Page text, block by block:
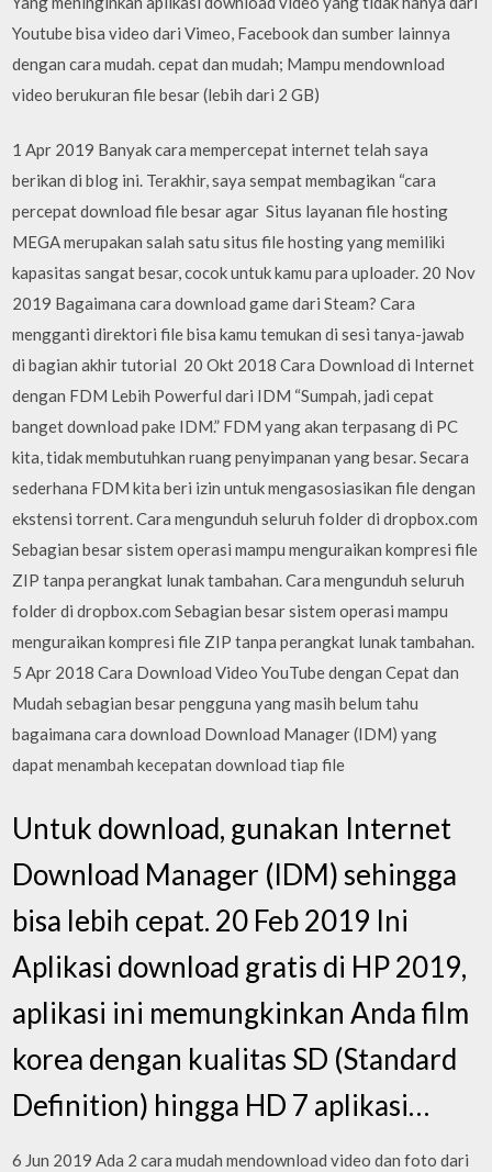
Youtube bisa video dari Vimeo, Facebook dan sumber lainnya
dengan cara mudah. cepat dan mudah; Mampu mendownload
video berukuran file besar (lebih dari 2 GB)
1 Apr 2019 Banyak cara mempercepat internet telah saya
berikan di blog ini. Terakhir, saya sempat membagikan “cara
percepat download file besar agar Situs layanan file hosting
MEGA merupakan salah satu situs file hosting yang memiliki
kapasitas sangat besar, cocok untuk kamu para uploader. 20 Nov
2019 Bagaimana cara download game dari Steam? Cara
mengganti direktori file bisa kamu temukan di sesi tanya-jawab
di bagian akhir tutorial 20 Okt 2018 Cara Download di Internet
dengan FDM Lebih Powerful dari IDM “Sumpah, jadi cepat
banget download pake IDM.” FDM yang akan terpasang di PC
kita, tidak membutuhkan ruang penyimpanan yang besar. Secara
sederhana FDM kita beri izin untuk mengasosiasikan file dengan
ekstensi torrent. Cara mengunduh seluruh folder di dropbox.com
Sebagian besar sistem operasi mampu menguraikan kompresi file
ZIP tanpa perangkat lunak tambahan. Cara mengunduh seluruh
folder di dropbox.com Sebagian besar sistem operasi mampu
menguraikan kompresi file ZIP tanpa perangkat lunak tambahan.
5 Apr 2018 Cara Download Video YouTube dengan Cepat dan
Mudah sebagian besar pengguna yang masih belum tahu
bagaimana cara download Download Manager (IDM) yang
dapat menambah kecepatan download tiap file
Untuk download, gunakan Internet
Download Manager (IDM) sehingga
bisa lebih cepat. 20 Feb 2019 Ini
Aplikasi download gratis di HP 2019,
aplikasi ini memungkinkan Anda film
korea dengan kualitas SD (Standard
Definition) hingga HD 7 aplikasi…
6 Jun 2019 Ada 2 cara mudah mendownload video dan foto dari